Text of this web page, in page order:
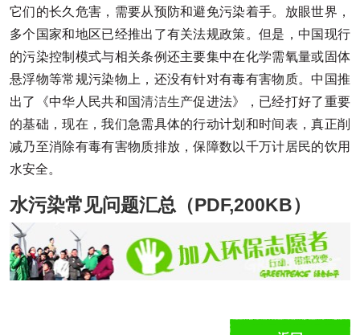
它们的长久危害，需要从预防和避免污染着手。放眼世界，
多个国家和地区已经推出了有关法规政策。但是，中国现行
的污染控制模式与相关条例还主要集中在化学需氧量或固体
悬浮物等常规污染物上，还没有针对有毒有害物质。中国推
出了《中华人民共和国清洁生产促进法》，已经打好了重要
的基础，现在，我们急需具体的行动计划和时间表，真正削
减乃至消除有毒有害物质排放，保障数以千万计居民的饮用
水安全。
水污染常见问题汇总（PDF,200KB）